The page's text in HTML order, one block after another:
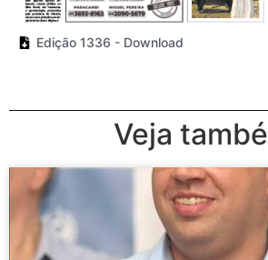
Edição 1336 - Download
Veja